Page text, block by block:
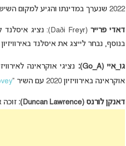
2022 שנערך במדינתו והגיע למקום השישי עם השיר “
דאדי פרייר (Daði Freyr): נציג איסלנד לאירוויזיון 2021 עם השיר “
בנוסף, נבחר לייצג את איסלנד באירוויזיון 2020 עם השיר “
גו_איי (Go_A) : נציגי אוקראינה לאירוויזיון 2021 עם
אוקראינה באירוויזיון 2020 עם השיר “
דאנקן לורנס (Duncan Lawrence): זוכה